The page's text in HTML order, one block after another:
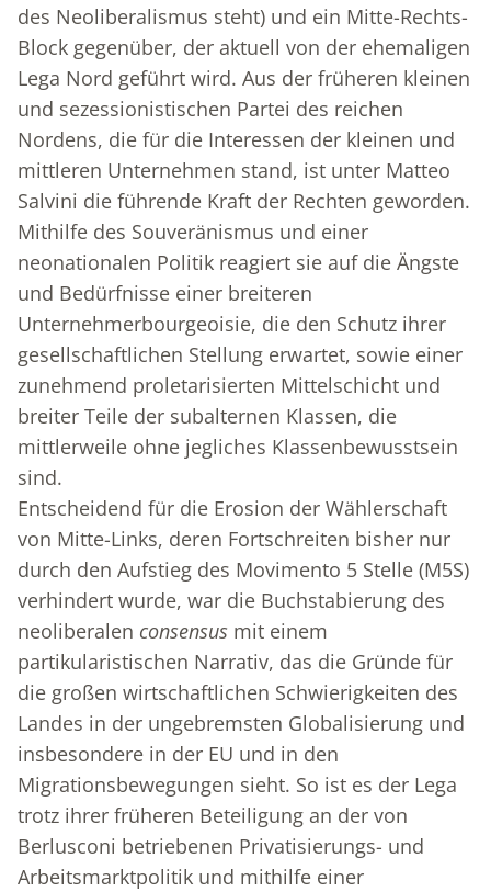
des Neoliberalismus steht) und ein Mitte-Rechts-
Block gegenüber, der aktuell von der ehemaligen
Lega Nord geführt wird. Aus der früheren kleinen
und sezessionistischen Partei des reichen
Nordens, die für die Interessen der kleinen und
mittleren Unternehmen stand, ist unter Matteo
Salvini die führende Kraft der Rechten geworden.
Mithilfe des Souveränismus und einer
neonationalen Politik reagiert sie auf die Ängste
und Bedürfnisse einer breiteren
Unternehmerbourgeoisie, die den Schutz ihrer
gesellschaftlichen Stellung erwartet, sowie einer
zunehmend proletarisierten Mittelschicht und
breiter Teile der subalternen Klassen, die
mittlerweile ohne jegliches Klassenbewusstsein
sind.
Entscheidend für die Erosion der Wählerschaft
von Mitte-Links, deren Fortschreiten bisher nur
durch den Aufstieg des Movimento 5 Stelle (M5S)
verhindert wurde, war die Buchstabierung des
neoliberalen consensus mit einem
partikularistischen Narrativ, das die Gründe für
die großen wirtschaftlichen Schwierigkeiten des
Landes in der ungebremsten Globalisierung und
insbesondere in der EU und in den
Migrationsbewegungen sieht. So ist es der Lega
trotz ihrer früheren Beteiligung an der von
Berlusconi betriebenen Privatisierungs- und
Arbeitsmarktpolitik und mithilfe einer